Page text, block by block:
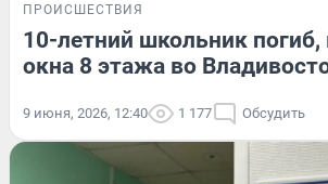
ПРОИСШЕСТВИЯ
10-летний школьник
окна 8 этажа во
9 июня, 2026, 12:40 1 177 Обсудить